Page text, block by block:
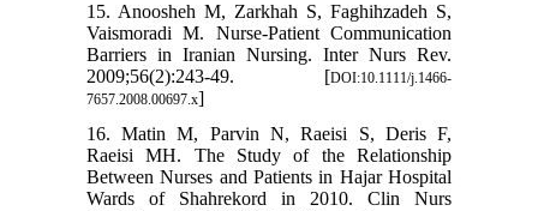
15. Anoosheh M, Zarkhah S, Faghihzadeh S,
Vaismoradi M. Nurse-Patient Communication
Barriers in Iranian Nursing. Inter Nurs Rev.
2009;56(2):243-49. [DOI:10.1111/j.1466-
7657.2008.00697.x]
16. Matin M, Parvin N, Raeisi S, Deris F,
Raeisi MH. The Study of the Relationship
Between Nurses and Patients in Hajar Hospital
Wards of Shahrekord in 2010. Clin Nurs